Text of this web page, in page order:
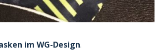
im WG-Design.